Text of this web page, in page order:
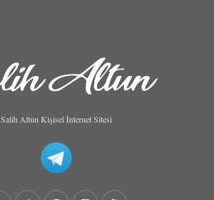
Salih Altun Kişisel İnternet Sitesi